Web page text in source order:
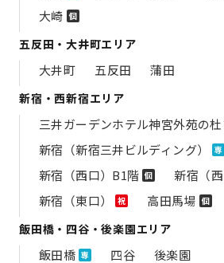
大崎 個
五反田・大井町エリア
大井町 五反田 蒲田
新宿・西新宿エリア
三井ガーデンホテル神宮外苑の​
新宿（新宿三井ビルディング）
専
新宿（西口）B1階 個
新宿（
新宿（東口）
祝 高田馬場 個
飯田橋・四谷・後楽園エリア
飯田橋 専 四谷 後楽園